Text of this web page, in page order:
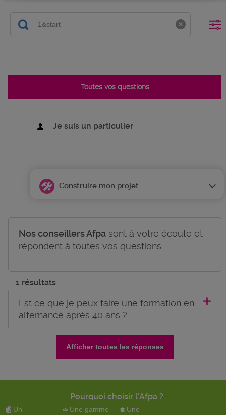
Toutes vos questions
Je suis un particulier
Construire mon projet
Nos conseillers Afpasont à votre écoute et
répondent à toutes vos questions :
1 résultats
Est ce que je peux faire une formation en
alternance après 40 ans ?
Afficher toutes les réponses
Pourquoi choisir l'Afpa ?
Un
Une gamme
Une